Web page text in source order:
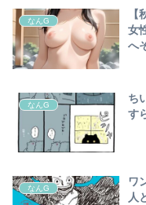
なんG
女
へ
なんG
ち
す
なんG
ワ
人